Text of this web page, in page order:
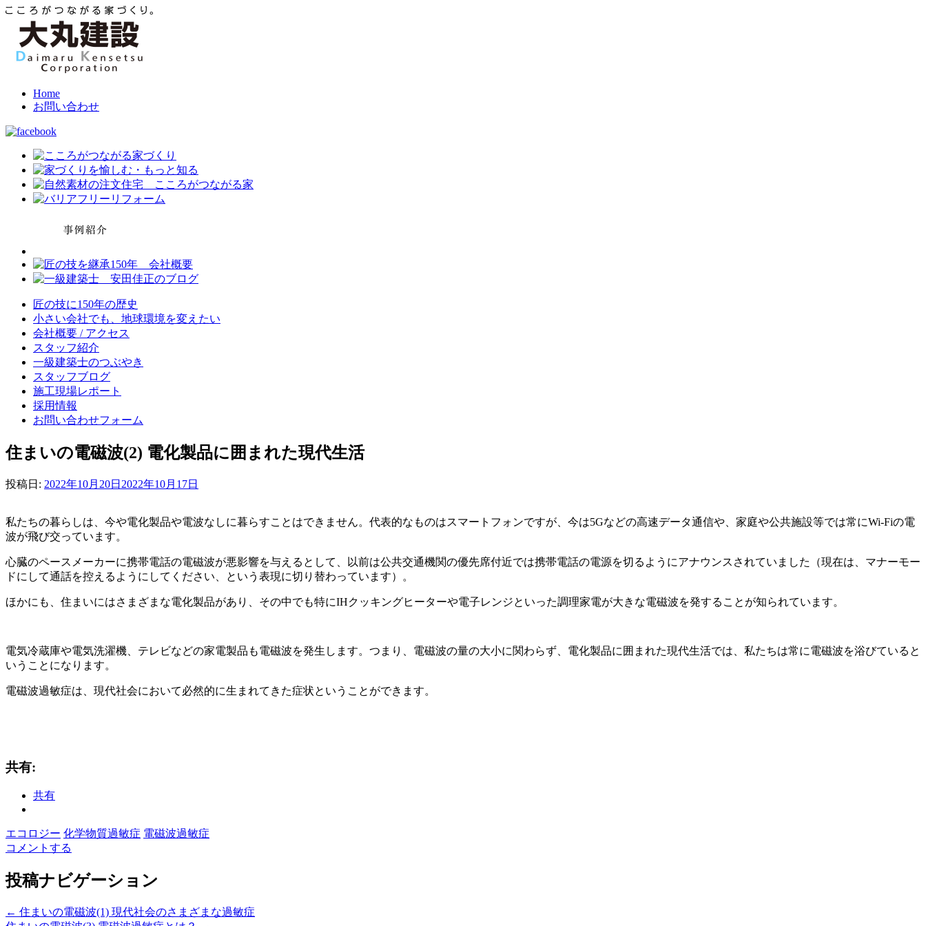
Home
お問い合わせ
匠の技に150年の歴史
小さい会社でも、地球環境を変えたい
会社概要 / アクセス
スタッフ紹介
一級建築士のつぶやき
スタッフブログ
施工現場レポート
採用情報
お問い合わせフォーム
住まいの電磁波(2) 電化製品に囲まれた現代生活
投稿日: 2022年10月20日 2022年10月17日
私たちの暮らしは、今や電化製品や電波なしに暮らすことはできません。代表的なものはスマートフォンですが、今は5Gなどの高速データ通信や、家庭や公共施設等では常にWi-Fiの電
波が飛び交っています。
心臓のペースメーカーに携帯電話の電磁波が悪影響を与えるとして、以前は公共交通機関の優先席付近では携帯電話の電源を切るようにアナウンスされていました（現在は、マナーモー
ドにして通話を控えるようにしてください、という表現に切り替わっています）。
ほかにも、住まいにはさまざまな電化製品があり、その中でも特にIHクッキングヒーターや電子レンジといった調理家電が大きな電磁波を発することが知られています。
電気冷蔵庫や電気洗濯機、テレビなどの家電製品も電磁波を発生します。つまり、電磁波の量の大小に関わらず、電化製品に囲まれた現代生活では、私たちは常に電磁波を浴びていると
いうことになります。
電磁波過敏症は、現代社会において必然的に生まれてきた症状ということができます。
共有:
共有
エコロジー 化学物質過敏症 電磁波過敏症
コメントする
投稿ナビゲーション
← 住まいの電磁波(1) 現代社会のさまざまな過敏症